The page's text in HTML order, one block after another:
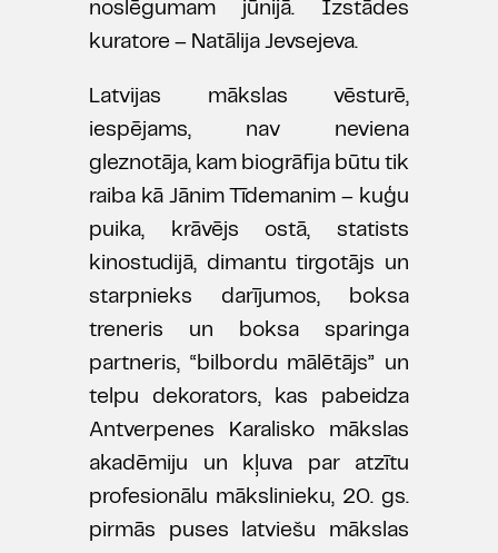
noslēgumam jūnijā. Izstādes
kuratore – Natālija Jevsejeva.
Latvijas mākslas vēsturē,
iespējams, nav neviena
gleznotāja, kam biogrāfija būtu tik
raiba kā Jānim Tīdemanim – kuģu
puika, krāvējs ostā, statists
kinostudijā, dimantu tirgotājs un
starpnieks darījumos, boksa
treneris un boksa sparinga
partneris, “bilbordu mālētājs” un
telpu dekorators, kas pabeidza
Antverpenes Karalisko mākslas
akadēmiju un kļuva par atzītu
profesionālu mākslinieku, 20. gs.
pirmās puses latviešu mākslas